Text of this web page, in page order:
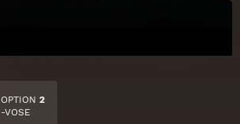
OPTION 2
-VOSE